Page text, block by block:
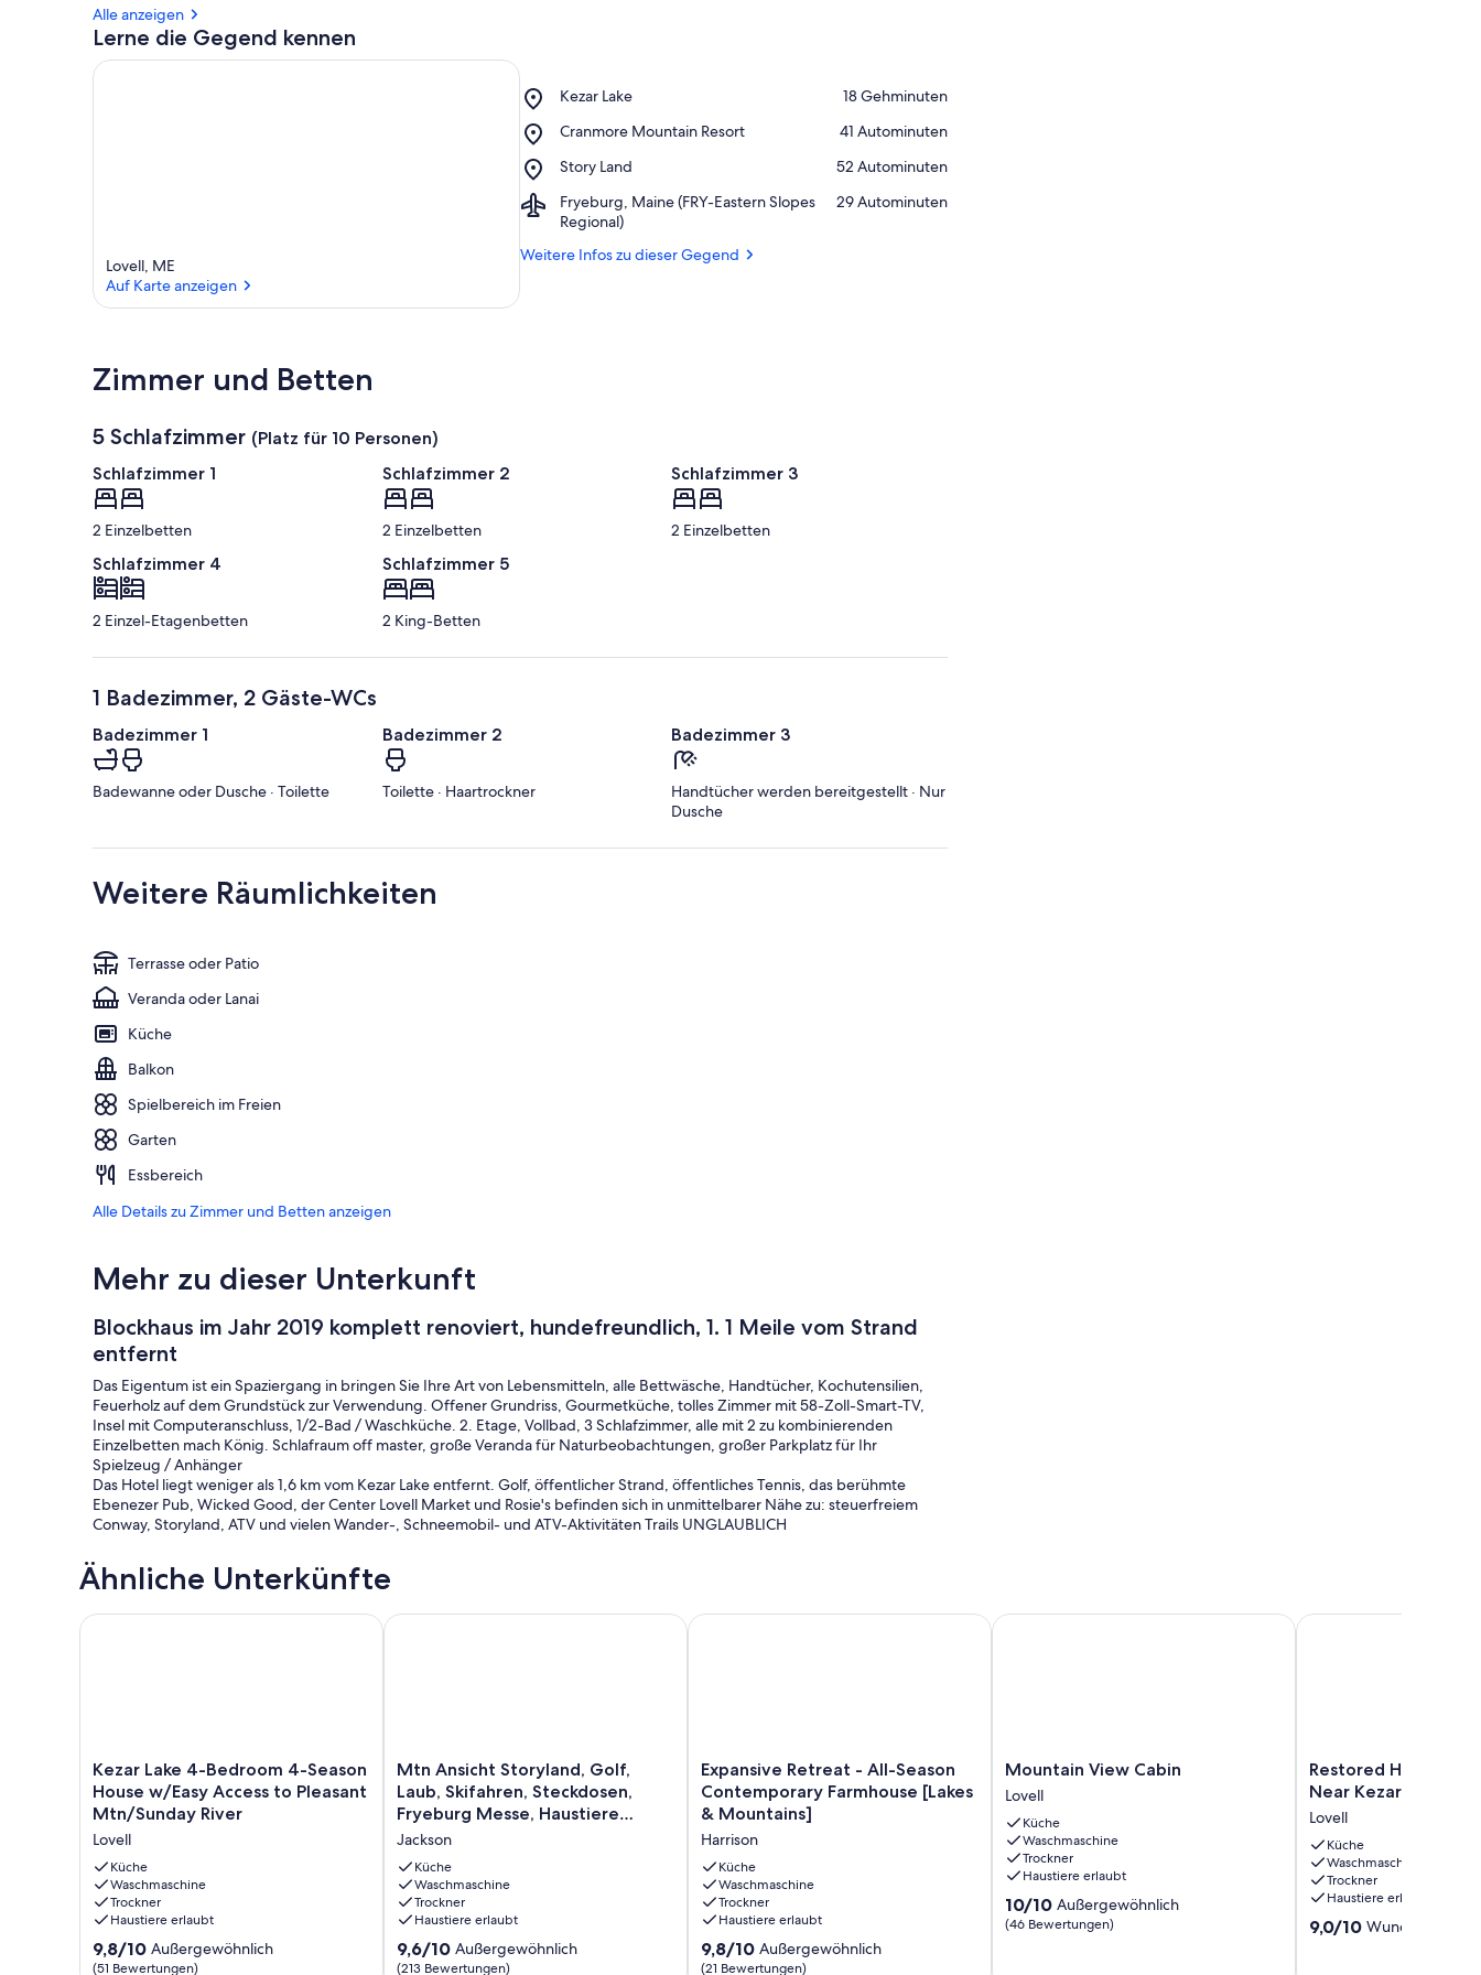
n
i
Alle anzeigen
Lerne die Gegend kennen
Lovell, ME
Auf Karte anzeigen
Kezar Lake
Place,
Lake
‪18 Gehminuten‬
Cranmore Mountain Resort
Place,
Mountain
‪41 Autominuten‬
Story Land
Place,
Land
‪52 Autominuten‬
Fryeburg, Maine (FRY-Eastern Slopes
Regional)
Airport,
Fryeburg,
(FRY-
‪29 Autominuten‬
Weitere Infos zu dieser Gegend
Zimmer und Betten
5 Schlafzimmer (Platz für 10 Personen)
Schlafzimmer 1
2 Einzelbetten
Schlafzimmer 2
2 Einzelbetten
Schlafzimmer 3
2 Einzelbetten
Schlafzimmer 4
2 Einzel-Etagenbetten
Schlafzimmer 5
2 King-Betten
1 Badezimmer, 2 Gäste-WCs
Badezimmer 1
Badewanne oder Dusche · Toilette
Badezimmer 2
Toilette · Haartrockner
Badezimmer 3
Handtücher werden bereitgestellt · Nur
Dusche
Weitere Räumlichkeiten
Terrasse oder Patio
Veranda oder Lanai
Küche
Balkon
Spielbereich im Freien
Garten
Essbereich
Alle Details zu Zimmer und Betten anzeigen
Mehr zu dieser Unterkunft
Blockhaus im Jahr 2019 komplett renoviert, hundefreundlich, 1. 1 Meile vom Strand
entfernt
Das Eigentum ist ein Spaziergang in bringen Sie Ihre Art von Lebensmitteln, alle Bettwäsche, Handtücher, Kochutensilien,
Feuerholz auf dem Grundstück zur Verwendung. Offener Grundriss, Gourmetküche, tolles Zimmer mit 58-Zoll-Smart-TV,
Insel mit Computeranschluss, 1/2-Bad / Waschküche. 2. Etage, Vollbad, 3 Schlafzimmer, alle mit 2 zu kombinierenden
Einzelbetten mach König. Schlafraum off master, große Veranda für Naturbeobachtungen, großer Parkplatz für Ihr
Spielzeug / Anhänger
Das Hotel liegt weniger als 1,6 km vom Kezar Lake entfernt. Golf, öffentlicher Strand, öffentliches Tennis, das berühmte
Ebenezer Pub, Wicked Good, der Center Lovell Market und Rosie's befinden sich in unmittelbarer Nähe zu: steuerfreiem
Conway, Storyland, ATV und vielen Wander-, Schneemobil- und ATV-Aktivitäten Trails UNGLAUBLICH
Ähnliche Unterkünfte
Kezar
Lake
4-
Bedroom
4-
Season
House
w/Easy
Access
to
Pleasant
Kezar Lake 4-Bedroom 4-Season
House w/Easy Access to Pleasant
Mtn/Sunday River
Lovell
Küche
Waschmaschine
Trockner
Haustiere erlaubt
9.8
von
9,8/10 Außergewöhnlich
(51 Bewertungen)
Kezar Lake 4-Bedroom 4-Season House w/Easy Access to Pleasant Mtn/Sunday River
Mtn
Ansicht
Storyland,
Golf,
Laub,
Skifahren,
Steckdosen,
Fryeburg
Messe,
Haustiere
erlaubt
Mtn Ansicht Storyland, Golf,
Laub, Skifahren, Steckdosen,
Fryeburg Messe, Haustiere
erlaubt
Jackson
Küche
Waschmaschine
Trockner
Haustiere erlaubt
9.6
von
9,6/10 Außergewöhnlich
(213 Bewertungen)
Mtn Ansicht Storyland, Golf, Laub, Skifahren, Steckdosen, Fryeburg Messe, Haustiere erlaubt
Expansive
Retreat
-
All-
Season
Contemporary
Farmhouse
[Lakes
&
Mountains]
Harrison
Expansive Retreat - All-Season
Contemporary Farmhouse [Lakes
& Mountains]
Harrison
Küche
Waschmaschine
Trockner
Haustiere erlaubt
9.8
von
9,8/10 Außergewöhnlich
(21 Bewertungen)
Expansive Retreat - All-Season Contemporary Farmhouse [Lakes & Mountains]
Mountain
View
Cabin
Lovell
Mountain View Cabin
Lovell
Küche
Waschmaschine
Trockner
Haustiere erlaubt
10.0
von
10/10 Außergewöhnlich
(46 Bewertungen)
Mountain View Cabin
Restored
Historic
Near
Kezar
Lake
&
Country
Club
Restored Historic
Near Kezar Lake &
Lovell
Küche
Waschmaschine
Trockner
Haustiere erlaubt
9.0
9,0/10 Wunderbar
Restored Historic